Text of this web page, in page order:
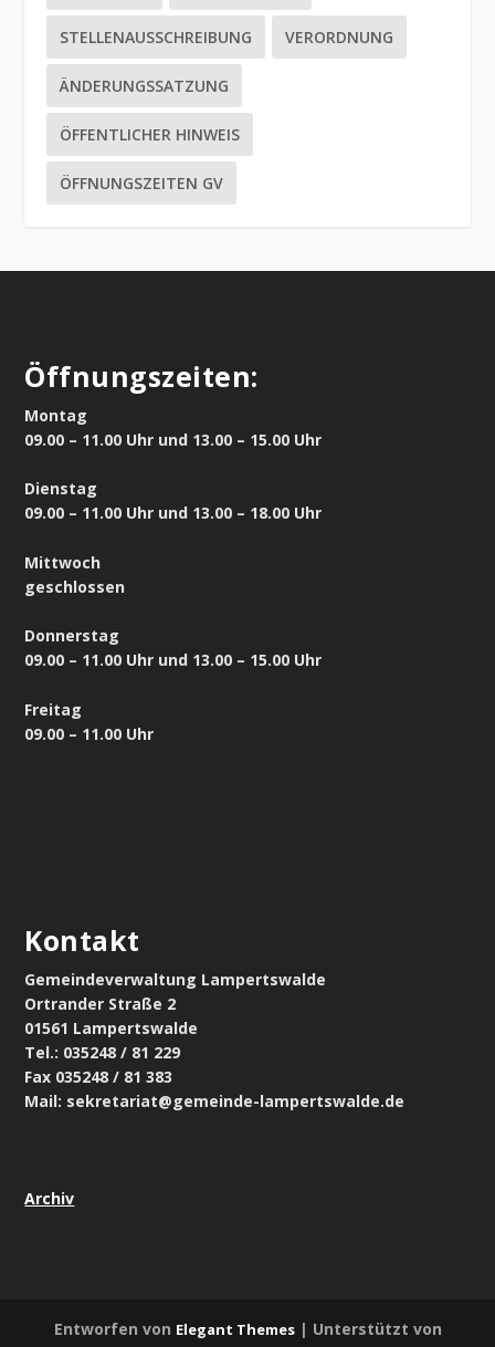
STELLENAUSSCHREIBUNG VERORDNUNG
ÄNDERUNGSSATZUNG
ÖFFENTLICHER HINWEIS
ÖFFNUNGSZEITEN GV
Öffnungszeiten:
Montag
09.00 – 11.00 Uhr und 13.00 – 15.00 Uhr
Dienstag
09.00 – 11.00 Uhr und 13.00 – 18.00 Uhr
Mittwoch
geschlossen
Donnerstag
09.00 – 11.00 Uhr und 13.00 – 15.00 Uhr
Freitag
09.00 – 11.00 Uhr
Kontakt
Gemeindeverwaltung Lampertswalde
Ortrander Straße 2
01561 Lampertswalde
Tel.: 035248 / 81 229
Fax 035248 / 81 383
Mail: sekretariat@gemeinde-lampertswalde.de
Archiv
Entworfen von Elegant Themes| Unterstützt von